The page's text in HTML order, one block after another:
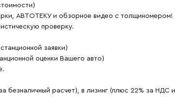
АВТОТЕКУ и обзорное видео с толщиномером!
проверку.
заявки)
оценки Вашего авто)
расчет), в лизинг (плюс 22% за НДС и